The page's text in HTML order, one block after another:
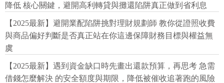
降低 核心關鍵，避開高利轉貸與攤還陷阱真正做到省利息
【2025最新】避開業配陷阱挑對理財規劃師 教你從證照收費
與商品偏好判斷是否真正站在你這邊保障財務目標與權益無
虞
【2025最新】遇到資金缺口時先畫出還款預算，再思考 急需
借錢怎麼解決 的安全額度與期限，降低被催收追著跑的風險